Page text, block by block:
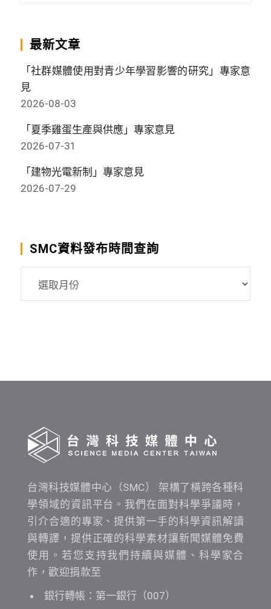
最新文章
「社群媒體使用對青少年學習影響的研究」專家意
見
2026-08-03
「夏季雞蛋生產與供應」專家意見
2026-07-31
「建物光電新制」專家意見
2026-07-29
SMC資料發布時間查詢
台灣科技媒體中心（SMC） 架構了橫跨各種科
學領域的資訊平台。我們在面對科學爭議時，
引介合適的專家、提供第一手的科學資訊解讀
與轉譯，提供正確的科學素材讓新聞媒體免費
使用。若您支持我們持續與媒體、科學家合
作，歡迎捐款至
銀行轉帳：第一銀行（007）